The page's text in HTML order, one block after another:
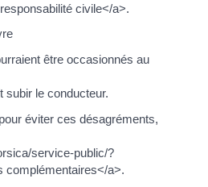
civile</a>.
être occasionnés au
subir le conducteur.
éviter ces désagréments,
service-public/?
complémentaires</a>.